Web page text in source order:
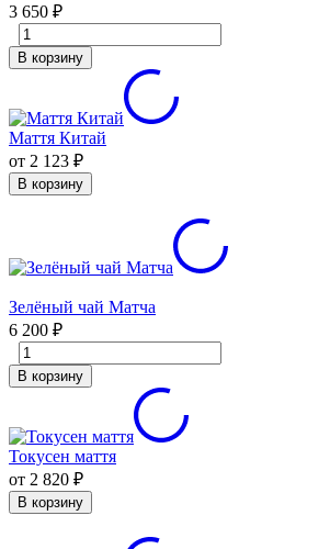
3 650 ₽
В корзину
Маття Китай
от 2 123 ₽
В корзину
Зелёный чай Матча
6 200 ₽
В корзину
Токусен маття
от 2 820 ₽
В корзину